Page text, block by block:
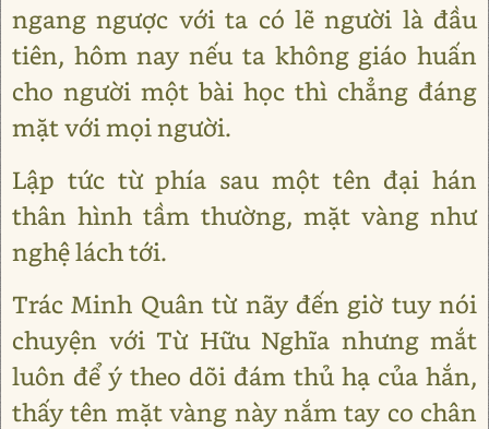
ngang ngược với ta có lẽ người là đầu
tiên, hôm nay nếu ta không giáo huấn
cho người một bài học thì chẳng đáng
mặt với mọi người.
Lập tức từ phía sau một tên đại hán
thân hình tầm thường, mặt vàng như
nghệ lách tới.
Trác Minh Quân từ nãy đến giờ tuy nói
chuyện với Từ Hữu Nghĩa nhưng mắt
luôn để ý theo dõi đám thủ hạ của hắn,
thấy tên mặt vàng này nắm tay co chân